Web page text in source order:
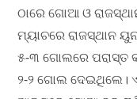
ଠାରେ ଗୋଆ ଓ
ମ୍ୟାଚରେ ରାଜସ୍ଥାନ
୫-୩ ଗୋଲରେ ପରାସ୍ତ
୨-୨ ଗୋଲ ଦେଇଥିଲେ।